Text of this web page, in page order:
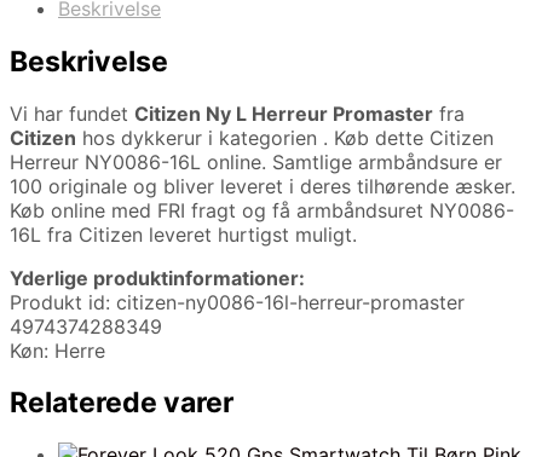
Beskrivelse
Beskrivelse
Vi har fundet Citizen Ny L Herreur Promaster fra
Citizen hos dykkerur i kategorien . Køb dette Citizen
Herreur NY0086-16L online. Samtlige armbåndsure er
100 originale og bliver leveret i deres tilhørende æsker.
Køb online med FRI fragt og få armbåndsuret NY0086-
16L fra Citizen leveret hurtigst muligt.
Yderlige produktinformationer:
Produkt id: citizen-ny0086-16l-herreur-promaster
4974374288349
Køn: Herre
Relaterede varer